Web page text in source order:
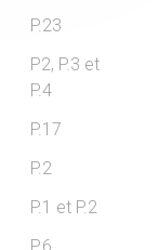
P.23
P2, P.3 et
P.4
P.17
P.2
P.1 et P.2